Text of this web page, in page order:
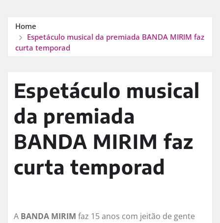
Home
Espetáculo musical da premiada BANDA MIRIM faz
curta temporad
Espetáculo musical
da premiada
BANDA MIRIM faz
curta temporad
A BANDA MIRIM faz 15 anos com jeitão de gente